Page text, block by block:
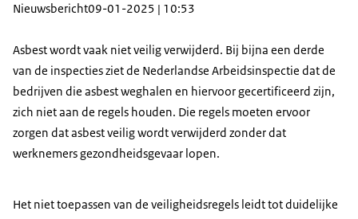
Nieuwsbericht09-01-2025 | 10:53
Asbest wordt vaak niet veilig verwijderd. Bij bijna een derde
van de inspecties ziet de Nederlandse Arbeidsinspectie dat de
bedrijven die asbest weghalen en hiervoor gecertificeerd zijn,
zich niet aan de regels houden. Die regels moeten ervoor
zorgen dat asbest veilig wordt verwijderd zonder dat
werknemers gezondheidsgevaar lopen.
Het niet toepassen van de veiligheidsregels leidt tot duidelijke